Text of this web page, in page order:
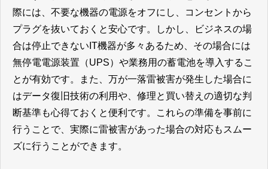
際には、不要な機器の電源をオフにし、コンセントから
プラグを抜いておくと安心です。しかし、ビジネスの場
合は停止できないIT機器が多々あるため、その場合には
無停電電源装置（UPS）や業務用の蓄電池を導入するこ
とが有効です。また、万が一落雷被害が発生した場合に
はデータ復旧技術の利用や、修理と買い替えの適切な判
断基準も心得ておくと便利です。これらの準備を事前に
行うことで、実際に雷被害があった場合の対応もスムー
ズに行うことができます。